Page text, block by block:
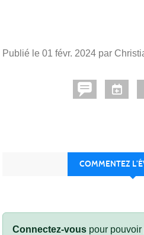
Publié le 01 févr. 2024 par
COMMENTEZ
Connectez-vous pour